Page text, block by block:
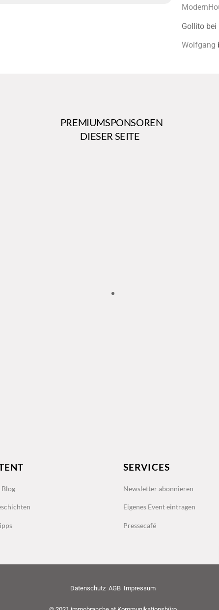
Gollitobei
Wolfgang
PREMIUMSPONSOREN
DIESER SEITE
SERVICES
Newsletter abonnieren
Eigenes Event eintragen
Pressecafé
Datenschutz AGB Impressum